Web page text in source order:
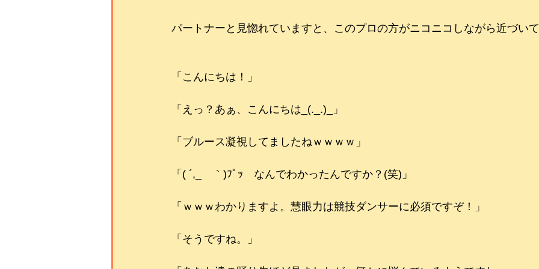
パートナーと見惚れていますと、このプロの方がニコニコしながら近づい
「こんにちは！」
「えっ？あぁ、こんにちは_(._.)_」
「ブルース凝視してましたねｗｗｗｗ」
「( ´,_ゝ｀)ﾌﾟｯ　なんでわかったんですか？(笑)」
「ｗｗｗわかりますよ。慧眼力は競技ダンサーに必須ですぞ！」
「そうですね。」